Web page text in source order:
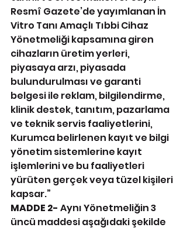
Resmî Gazete’de yayımlanan İn
Vitro Tanı Amaçlı Tıbbi Cihaz
Yönetmeliği kapsamına giren
cihazların üretim yerleri,
piyasaya arzı, piyasada
bulundurulması ve garanti
belgesi ile reklam, bilgilendirme,
klinik destek, tanıtım, pazarlama
ve teknik servis faaliyetlerini,
Kurumca belirlenen kayıt ve bilgi
yönetim sistemlerine kayıt
işlemlerini ve bu faaliyetleri
yürüten gerçek veya tüzel kişileri
kapsar.”
MADDE 2- Aynı Yönetmeliğin 3
üncü maddesi aşağıdaki şekilde